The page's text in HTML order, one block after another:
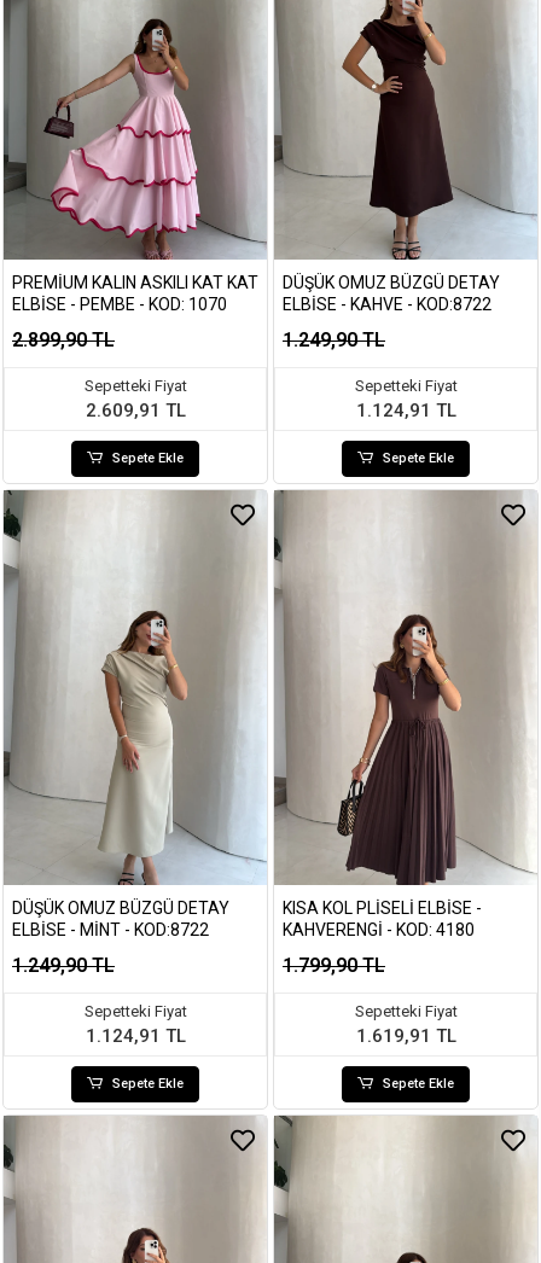
PREMIUM KALIN ASKILI KAT KAT
ELBISE - PEMBE - KOD: 1070
2.899,90 TL
Sepetteki Fiyat
2.609,91 TL
Sepete Ekle
DÜŞÜK OMUZ BÜZGÜ DETAY
ELBISE - KAHVE - KOD:8722
1.249,90 TL
Sepetteki Fiyat
1.124,91 TL
Sepete Ekle
DÜŞÜK OMUZ BÜZGÜ DETAY
ELBISE - MINT - KOD:8722
1.249,90 TL
Sepetteki Fiyat
1.124,91 TL
Sepete Ekle
KISA KOL PLISELI ELBISE -
KAHVERENGI - KOD: 4180
1.799,90 TL
Sepetteki Fiyat
1.619,91 TL
Sepete Ekle